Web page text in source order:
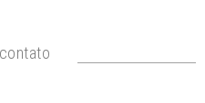
contato